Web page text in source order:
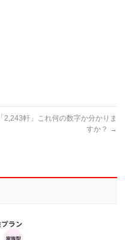
「2,243軒」これ何の数字か分かりま
すか？ →